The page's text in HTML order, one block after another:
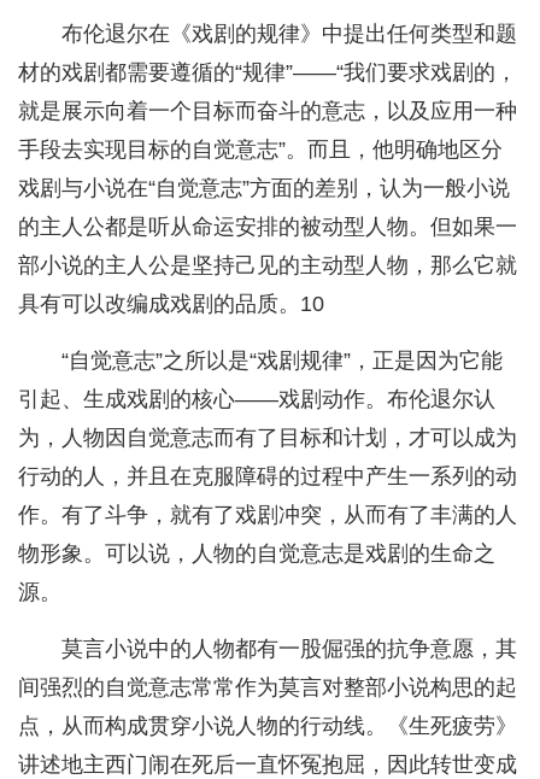
布伦退尔在《戏剧的规律》中提出任何类型和题
材的戏剧都需要遵循的“规律”——“我们要求戏剧的，
就是展示向着一个目标而奋斗的意志，以及应用一种
手段去实现目标的自觉意志”。而且，他明确地区分
戏剧与小说在“自觉意志”方面的差别，认为一般小说
的主人公都是听从命运安排的被动型人物。但如果一
部小说的主人公是坚持己见的主动型人物，那么它就
具有可以改编成戏剧的品质。10
“自觉意志”之所以是“戏剧规律”，正是因为它能
引起、生成戏剧的核心——戏剧动作。布伦退尔认
为，人物因自觉意志而有了目标和计划，才可以成为
行动的人，并且在克服障碍的过程中产生一系列的动
作。有了斗争，就有了戏剧冲突，从而有了丰满的人
物形象。可以说，人物的自觉意志是戏剧的生命之
源。
莫言小说中的人物都有一股倔强的抗争意愿，其
间强烈的自觉意志常常作为莫言对整部小说构思的起
点，从而构成贯穿小说人物的行动线。《生死疲劳》
讲述地主西门闹在死后一直怀冤抱屈，因此转世变成